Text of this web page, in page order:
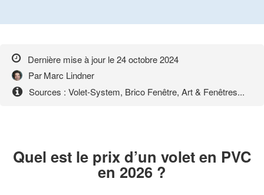
Dernière mise à jour le24 octobre 2024
ParMarc Lindner
Sources : Volet-System, Brico Fenêtre, Art & Fenêtres...
Quel est le prix d’un volet en PVC
en 2026 ?